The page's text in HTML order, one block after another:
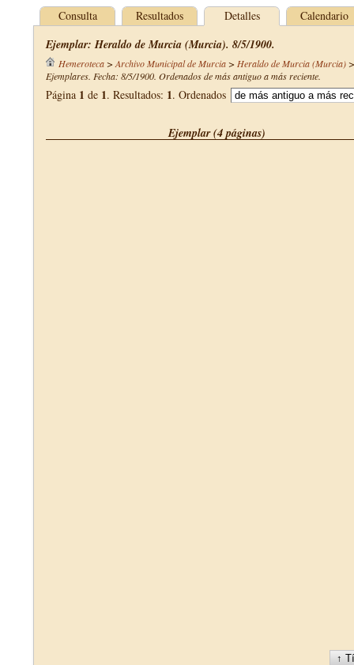
Consulta Resultados Detalles Calendario
Ejemplar: Heraldo de Murcia (Murcia). 8/5/1900.
Hemeroteca> Archivo Municipal de Murcia> Heraldo de Murcia (Murcia)
Ejemplares. Fecha: 8/5/1900. Ordenados de más antiguo a más reciente.
Página 1 de 1. Resultados: 1. Ordenados
Ejemplar (4 páginas)